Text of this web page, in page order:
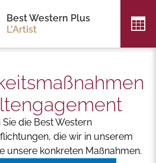
Best Western Plus
L'Artist
die Best Western
die wir in unserem
unsere konkreten Maßnahmen.